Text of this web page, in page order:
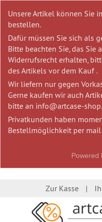
Unsere Artikel können Sie
bestellen.
Dafür müssen Sie sich als
Bitte beachten Sie, das Sie
Widerrufsrecht erhalten,
des Artikels vor dem Kauf .
Wir liefern nur gegen
Gerne kaufen wir auch
bitte an info@artcase-
Privatkunden haben
Bestellmöglichkeit per
Powered
Zur Kasse